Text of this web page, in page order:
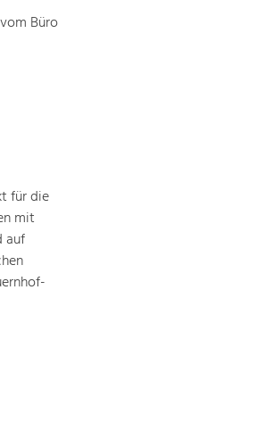
Büro
für die
mit
auf